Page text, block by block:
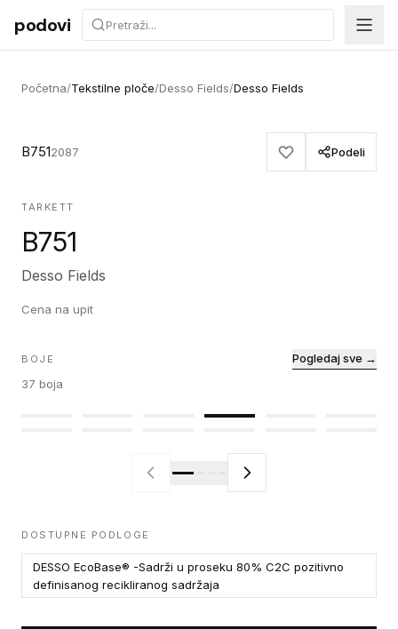
Preskoči na sadržaj
podovi
Početna/Tekstilne ploče/Desso Fields/Desso Fields
B7512087 Podeli
TARKETT
B751
Desso Fields
Cena na upit
BOJE
37 boja
Pogledaj sve →
DOSTUPNE PODLOGE
DESSO EcoBase® -Sadrži u proseku 80% C2C pozitivno
definisanog recikliranog sadržaja